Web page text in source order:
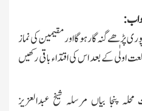
:
پڑھے گنہ گار ہوگا اور مقیمین کی نماز
اولٰی کے بعد اس کی اقتداء باقی رکھیں
پنجا بیاں مرسلہ شیخ عبدالعزیز